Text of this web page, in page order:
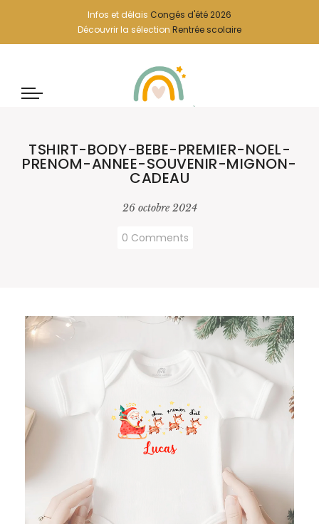
Infos et délais Congés d'été 2026
Découvrir la sélection Rentrée scolaire
TSHIRT-BODY-BEBE-PREMIER-NOEL-
PRENOM-ANNEE-SOUVENIR-MIGNON-
CADEAU
26 octobre 2024
0 Comments